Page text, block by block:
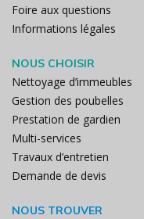
Foire aux questions
Informations légales
NOUS CHOISIR
Nettoyage d’immeubles
Gestion des poubelles
Prestation de gardien
Multi-services
Travaux d’entretien
Demande de devis
NOUS TROUVER